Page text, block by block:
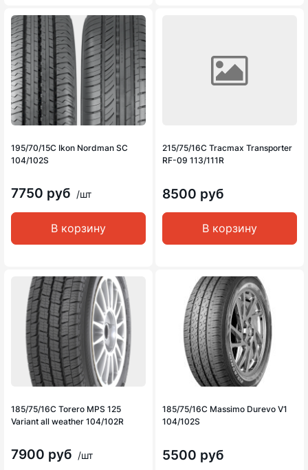
195/70/15C Ikon Nordman SC
104/102S
7750 руб /шт
В корзину
215/75/16C Tracmax Transporter
RF-09 113/111R
8500 руб
В корзину
185/75/16C Torero MPS 125
Variant all weather 104/102R
7900 руб /шт
185/75/16C Massimo Durevo V1
104/102S
5500 руб